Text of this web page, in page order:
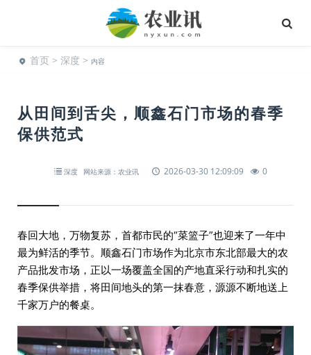
首页 > 深度 > 内容
从田间到舌尖，顺鑫石门市场的春季
保供范式
深度 网站来源：农业讯 2026-03-30 12:09:09 0
春回大地，万物复苏，首都市民的“菜篮子”也迎来了一年中
最为鲜活的季节。顺鑫石门市场作为北京市东北部最大的农
产品批发市场，正以一场覆盖全国的产地直采行动和扎实的
春季保供举措，将田间地头的第一抹春意，源源不断地送上
千家万户的餐桌。